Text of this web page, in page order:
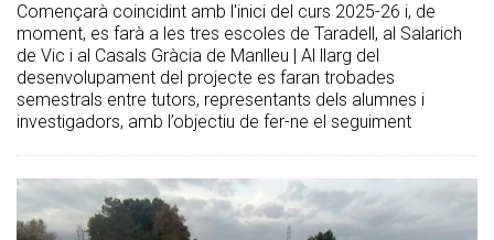
Començarà coincidint amb l'inici del curs 2025-26 i, de
moment, es farà a les tres escoles de Taradell, al Salarich
de Vic i al Casals Gràcia de Manlleu | Al llarg del
desenvolupament del projecte es faran trobades
semestrals entre tutors, representants dels alumnes i
investigadors, amb l’objectiu de fer-ne el seguiment